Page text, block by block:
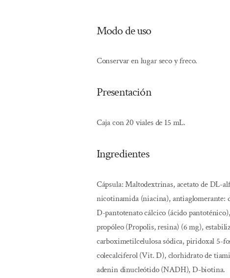
Modo de uso
Conservar en lugar seco y freco.
Presentación
Caja con 20 viales de 15 mL.
Ingredientes
Cápsula: Maltodextrinas, acetato de DL-
nicotinamida (niacina), antiaglomerante:
D-pantotenato cálcico (ácido
propóleo (Propolis, resina) (6 mg),
carboximetilcelulosa sódica, piridoxal 5-
colecalciferol (Vit. D), clorhidrato de
adenin dinucleótido (NADH), D-biotina.